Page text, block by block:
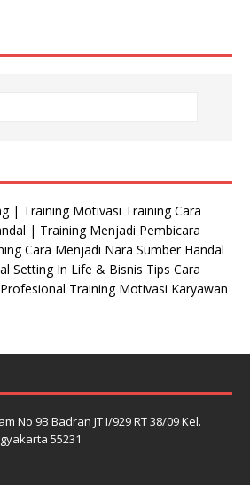
| Training Motivasi Training Cara
| Training Menjadi Pembicara
Cara Menjadi Nara Sumber Handal
Setting In Life & Bisnis Tips Cara
Training Motivasi Karyawan
No 9B Badran JT I/929 RT 38/09 Kel.
55231